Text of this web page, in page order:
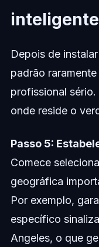
Depois de
padrão
profissional
onde reside o
Passo 5:
Comece
geográfica
Por exemplo,
específico
Angeles, o que